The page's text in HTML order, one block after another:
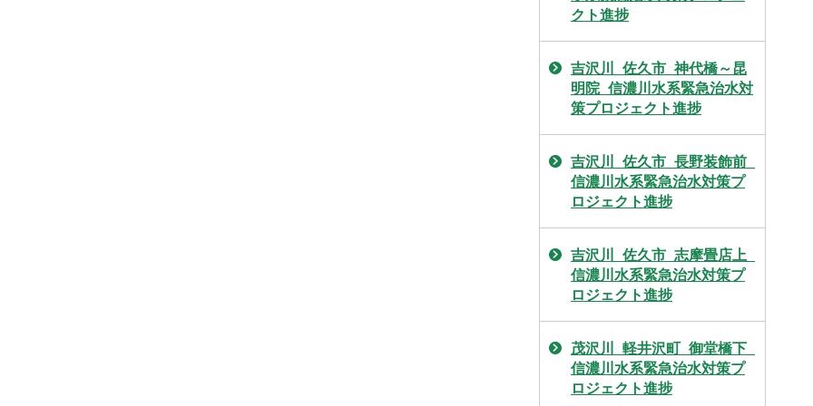
クト進捗
吉沢川_佐久市_神代橋～昆
明院_信濃川水系緊急治水対
策プロジェクト進捗
吉沢川_佐久市_長野装飾前_
信濃川水系緊急治水対策プ
ロジェクト進捗
吉沢川_佐久市_志摩畳店上_
信濃川水系緊急治水対策プ
ロジェクト進捗
茂沢川_軽井沢町_御堂橋下_
信濃川水系緊急治水対策プ
ロジェクト進捗